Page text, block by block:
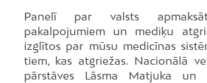
Panelī par valsts
pakalpojumiem un mediķu
izglītos par mūsu medicīnas
tiem, kas atgriežas. Nacionālā
pārstāves Lāsma Matjuka un